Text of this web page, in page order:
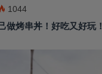
1044
做烤串丼！好吃又好玩！